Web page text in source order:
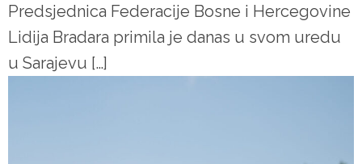
Predsjednica Federacije Bosne i Hercegovine
Lidija Bradara primila je danas u svom uredu
u Sarajevu […]